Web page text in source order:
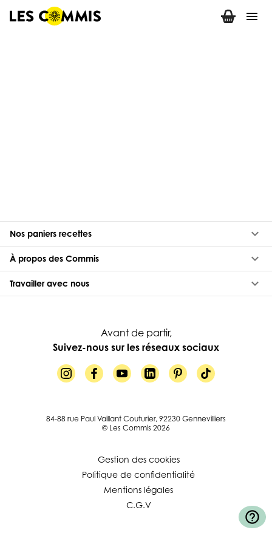
menu
Nos paniers recettes keyboard_arrow_down
À propos des Commis keyboard_arrow_down
Travailler avec nous keyboard_arrow_down
Avant de partir,
Suivez-nous sur les réseaux sociaux
84-88 rue Paul Vaillant Couturier, 92230 Gennevilliers
© Les Commis 2026
Gestion des cookies
Politique de confidentialité
Mentions légales
C.G.V
help_outline